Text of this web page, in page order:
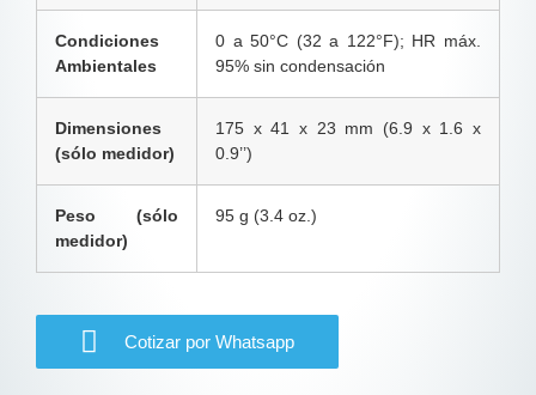
Condiciones
Ambientales
0 a 50°C (32 a 122°F); HR máx.
95% sin condensación
Dimensiones
(sólo medidor)
175 x 41 x 23 mm (6.9 x 1.6 x
0.9’’)
Peso (sólo
medidor)
95 g (3.4 oz.)
Cotizar por Whatsapp